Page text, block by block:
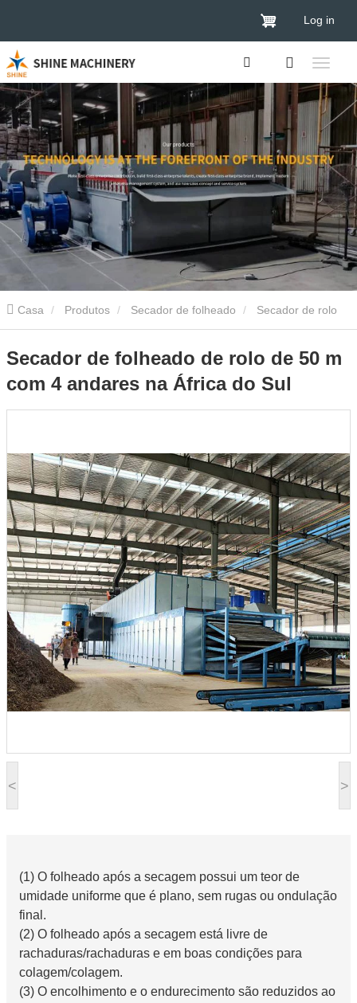
Log in
Casa Produtos Secador de folheado Secador de rolo
de verniz
na África do Sul
< >
Secador de folheado de rolo de 50 m
com 4 andares na África do Sul
(1) O folheado após a secagem possui um teor de
umidade uniforme que é plano, sem rugas ou ondulação
final.
(2) O folheado após a secagem está livre de
rachaduras/rachaduras e em boas condições para
colagem/colagem.
(3) O encolhimento e o endurecimento são reduzidos ao